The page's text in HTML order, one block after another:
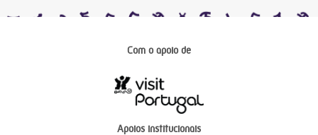
Com o apoio de
Apoios institucionais